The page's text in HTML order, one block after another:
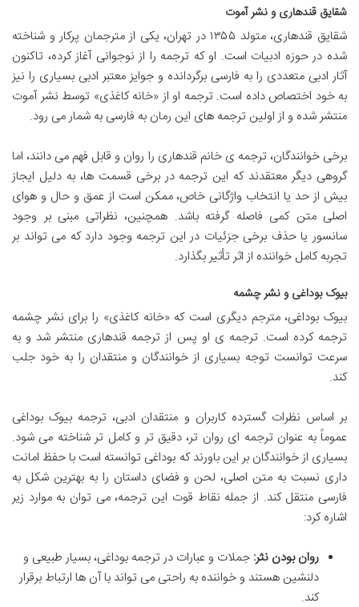
شقایق قندهاری و نشر آموت
شقایق قندهاری، متولد ۱۳۵۵ در تهران، یکی از مترجمان پرکار و شناخته
شده در حوزه ادبیات است. او که ترجمه را از نوجوانی آغاز کرده، تاکنون
آثار ادبی متعددی را به فارسی برگردانده و جوایز معتبر ادبی بسیاری را نیز
به خود اختصاص داده است. ترجمه او از «خانه کاغذی» توسط نشر آموت
منتشر شده و از اولین ترجمه های این رمان به فارسی به شمار می رود.
برخی خوانندگان، ترجمه ی خانم قندهاری را روان و قابل فهم می دانند، اما
گروهی دیگر معتقدند که این ترجمه در برخی قسمت ها، به دلیل ایجاز
بیش از حد یا انتخاب واژگانی خاص، ممکن است از عمق و حال و هوای
اصلی متن کمی فاصله گرفته باشد. همچنین، نظراتی مبنی بر وجود
سانسور یا حذف برخی جزئیات در این ترجمه وجود دارد که می تواند بر
تجربه کامل خواننده از اثر تأثیر بگذارد.
بیوک بوداغی و نشر چشمه
بیوک بوداغی، مترجم دیگری است که «خانه کاغذی» را برای نشر چشمه
ترجمه کرده است. ترجمه ی او پس از ترجمه قندهاری منتشر شد و به
سرعت توانست توجه بسیاری از خوانندگان و منتقدان را به خود جلب
کند.
بر اساس نظرات گسترده کاربران و منتقدان ادبی، ترجمه بیوک بوداغی
عموماً به عنوان ترجمه ای روان تر، دقیق تر و کامل تر شناخته می شود.
بسیاری از خوانندگان بر این باورند که بوداغی توانسته است با حفظ امانت
داری نسبت به متن اصلی، لحن و فضای داستان را به بهترین شکل به
فارسی منتقل کند. از جمله نقاط قوت این ترجمه، می توان به موارد زیر
اشاره کرد:
روان بودن نثر: جملات و عبارات در ترجمه بوداغی، بسیار طبیعی و
دلنشین هستند و خواننده به راحتی می تواند با آن ها ارتباط برقرار
کند.